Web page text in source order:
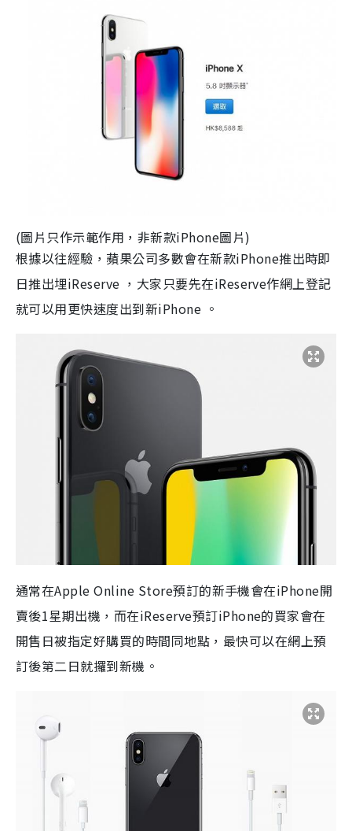
(圖片只作示範作用，非新款iPhone圖片)
根據以往經驗，蘋果公司多數會在新款iPhone推出時即
日推出埋iReserve ，大家只要先在iReserve作網上登記
就可以用更快速度出到新iPhone 。
通常在Apple Online Store預訂的新手機會在iPhone開
賣後1星期出機，而在iReserve預訂iPhone的買家會在
開售日被指定好購買的時間同地點，最快可以在網上預
訂後第二日就攞到新機。